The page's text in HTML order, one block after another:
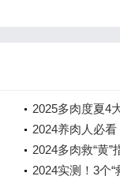
2025多肉度夏4
2024养肉人必
死里逃生！
2024多肉救“黄
小胖子！
2024实测！3个